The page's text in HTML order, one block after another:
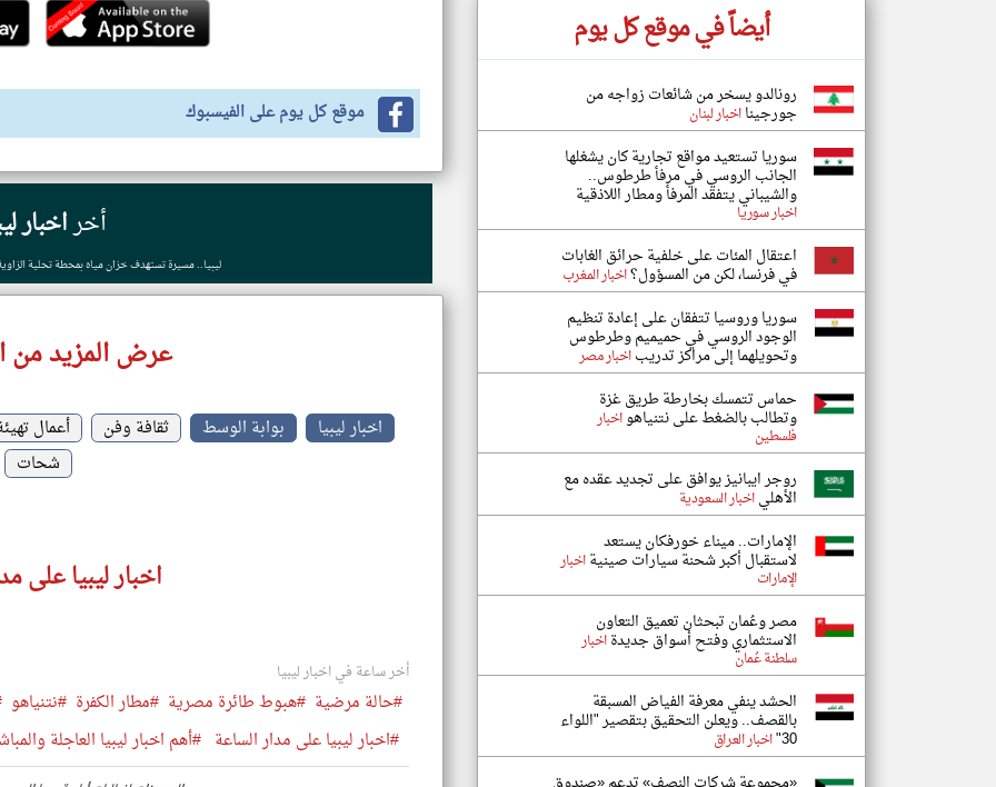
موقع كل يوم على الفيسبوك
أخراخبار
ليبيا.. مسيرة تستهدف خزان مياه بمحطة تحلية
عرض المزيد من
اخبار ليبيا بوابة الوسط ثقافة وفن أعمال
شحات
اخبار ليبيا على
أخر ساعة في اخبار ليبيا
#حالة مرضية #هبوط طائرة مصرية #مطار الكفرة #نتنياهو
#اخبار ليبيا على مدار الساعة #أهم اخبار ليبيا العاجلة
أيضاً في موقع كل يوم
رونالدو يسخر من شائعات زواجه من
جورجينااخبار لبنان
سوريا تستعيد مواقع تجارية كان يشغلها
الجانب الروسي في مرفأ طرطوس..
والشيباني يتفقد المرفأ ومطار اللاذقية
اخبار سوريا
اعتقال المئات على خلفية حرائق الغابات
في فرنسا، لكن من المسؤول؟اخبار المغرب
سوريا وروسيا تتفقان على إعادة تنظيم
الوجود الروسي في حميميم وطرطوس
وتحويلهما إلى مراكز تدريباخبار مصر
حماس تتمسك بخارطة طريق غزة
وتطالب بالضغط على نتنياهواخبار
فلسطين
روجر ايبانيز يوافق على تجديد عقده مع
الأهلياخبار السعودية
الإمارات.. ميناء خورفكان يستعد
لاستقبال أكبر شحنة سيارات صينيةاخبار
الإمارات
مصر وعُمان تبحثان تعميق التعاون
الاستثماري وفتح أسواق جديدةاخبار
سلطنة عُمان
الحشد ينفي معرفة الفياض المسبقة
بالقصف.. ويعلن التحقيق بتقصير "اللواء
30" اخبار العراق